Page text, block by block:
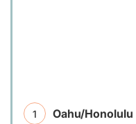
Oahu/Honolulu